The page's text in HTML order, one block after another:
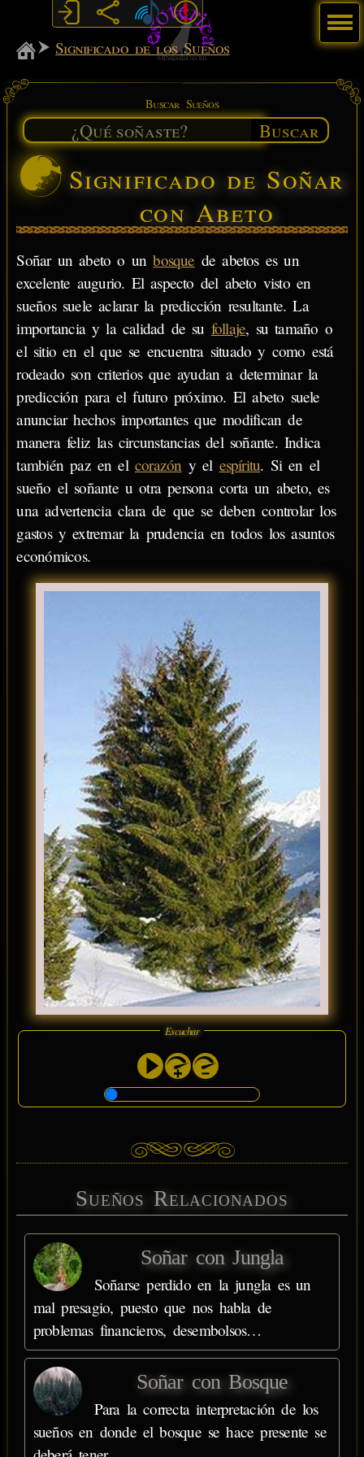
MiSabueso
Significado de los Sueños
Buscar Sueños
Buscar
Significado de Soñar
con Abeto
Soñar un abeto o unbosque de abetos es un
excelente augurio. El aspecto del abeto visto en
sueños suele aclarar la predicción resultante. La
importancia y la calidad de su follaje, su tamaño o
el sitio en el que se encuentra situado y como está
rodeado son criterios que ayudan a determinar la
predicción para el futuro próximo. El abeto suele
anunciar hechos importantes que modifican de
manera feliz las circunstancias del soñante. Indica
también paz en el corazón y el espíritu. Si en el
sueño el soñante u otra persona corta un abeto, es
una advertencia clara de que se deben controlar los
gastos y extremar la prudencia en todos los asuntos
económicos.
Escuchar
Sueños Relacionados
Soñar con Jungla
Soñarse perdido en la jungla es un
mal presagio, puesto que nos habla de
problemas financieros, desembolsos…
Soñar con Bosque
Para la correcta interpretación de los
sueños en donde el bosque se hace presente se
Menú